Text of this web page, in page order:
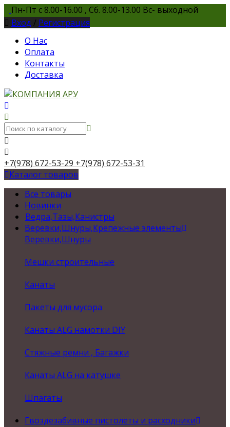
Пн-Пт с 8.00-16.00 , Сб. 8.00-13.00 Вс- выходной
Вход / Регистрация
О Нас
Оплата
Контакты
Доставка
+7(978) 672-53-29 +7(978) 672-53-31
Каталог товаров
Все товары
Новинки
Ведра,Тазы,Канистры
Веревки,Шнуры,Крепежные элементы
Веревки,Шнуры
Мешки строительные
Канаты
Пакеты для мусора
Канаты ALG намотки DIY
Стяжные ремни , Багажки
Канаты ALG на катушке
Шпагаты
Гвоздезабивные пистолеты и расходники